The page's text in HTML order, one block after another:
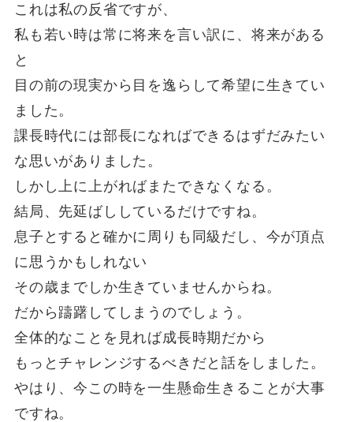
これは私の反省ですが、
私も若い時は常に将来を言い訳に、将来がある
と
目の前の現実から目を逸らして希望に生きてい
ました。
課長時代には部長になればできるはずだみたい
な思いがありました。
しかし上に上がればまたできなくなる。
結局、先延ばししているだけですね。
息子とすると確かに周りも同級だし、今が頂点
に思うかもしれない
その歳までしか生きていませんからね。
だから躊躇してしまうのでしょう。
全体的なことを見れば成長時期だから
もっとチャレンジするべきだと話をしました。
やはり、今この時を一生懸命生きることが大事
ですね。